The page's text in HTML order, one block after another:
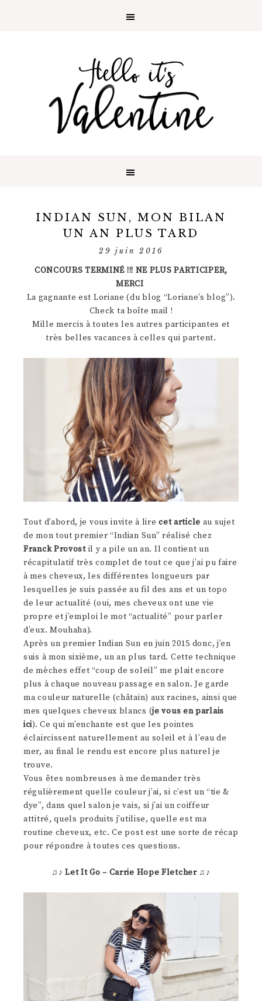
INDIAN SUN, MON BILAN
UN AN PLUS TARD
29 juin 2016
CONCOURS TERMINÉ !!! NE PLUS PARTICIPER,
MERCI
La gagnante est Loriane (du blog “Loriane’s blog”).
Check ta boîte mail !
Mille mercis à toutes les autres participantes et
très belles vacances à celles qui partent.
Tout d’abord, je vous invite à lirecet article au sujet
de mon tout premier “Indian Sun” réalisé chez
Franck Provostil y a pile un an. Il contient un
récapitulatif très complet de tout ce que j’ai pu faire
à mes cheveux, les différentes longueurs par
lesquelles je suis passée au fil des ans et un topo
de leur actualité (oui, mes cheveux ont une vie
propre et j’emploi le mot “actualité” pour parler
d’eux. Mouhaha).
Après un premier Indian Sun en juin 2015 donc, j’en
suis à mon sixième, un an plus tard. Cette technique
de mèches effet “coup de soleil” me plait encore
plus à chaque nouveau passage en salon. Je garde
ma couleur naturelle (châtain) aux racines, ainsi que
mes quelques cheveux blancs (je vous en parlais
ici). Ce qui m’enchante est que les pointes
éclaircissent naturellement au soleil et à l’eau de
mer, au final le rendu est encore plus naturel je
trouve.
Vous êtes nombreuses à me demander très
régulièrement quelle couleur j’ai, si c’est un “tie &
dye”, dans quel salon je vais, si j’ai un coiffeur
attitré, quels produits j’utilise, quelle est ma
routine cheveux, etc. Ce post est une sorte de récap
pour répondre à toutes ces questions.
♫♪ Let It Go – Carrie Hope Fletcher♫♪